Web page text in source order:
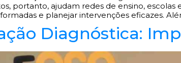
portanto, ajudam redes de ensino,
e planejar intervenções eficazes.
Diagnóstica: